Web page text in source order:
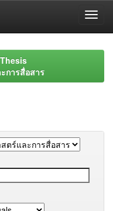
การสื่อสาร